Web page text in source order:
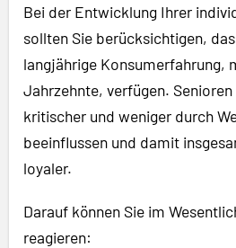
Bei der Entwicklung Ihrer
sollten Sie berücksichtigen,
langjährige Konsumerfahrung,
Jahrzehnte, verfügen.
kritischer und weniger durch
beeinflussen und damit
loyaler.
Darauf können Sie im
reagieren: